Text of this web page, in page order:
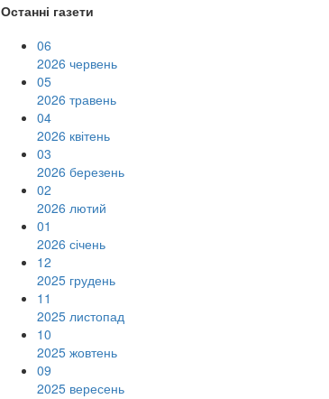
Останні газети
06
2026 червень
05
2026 травень
04
2026 квітень
03
2026 березень
02
2026 лютий
01
2026 січень
12
2025 грудень
11
2025 листопад
10
2025 жовтень
09
2025 вересень